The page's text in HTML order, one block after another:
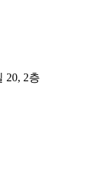
20, 2층